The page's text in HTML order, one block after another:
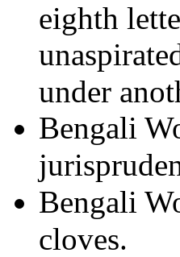
eighth
under
Bengali
Bengali
cloves.